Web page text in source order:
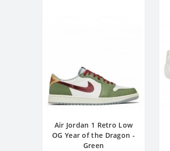
Air Jordan 1 Retro Low
OG Year of the Dragon -
Green